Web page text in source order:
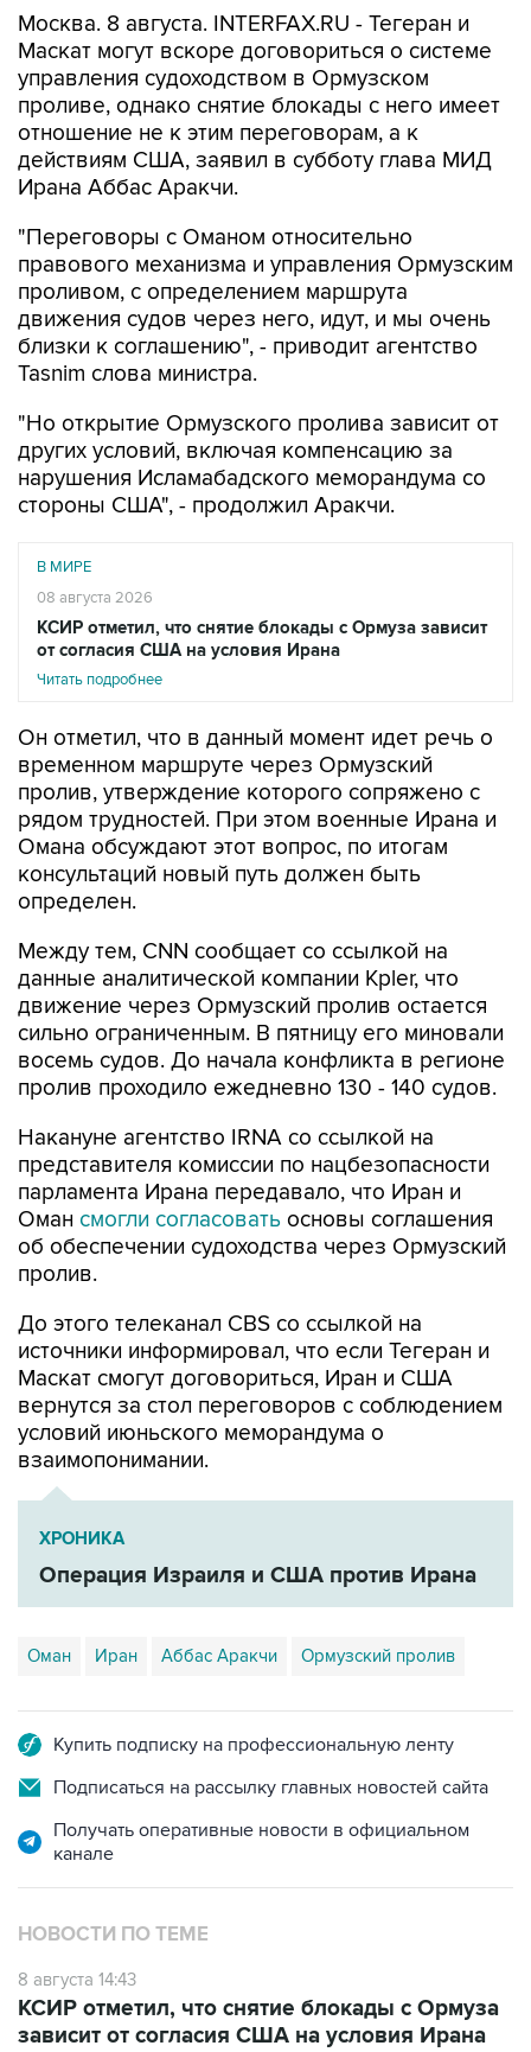
Москва. 8 августа. INTERFAX.RU - Тегеран и
Маскат могут вскоре договориться о системе
управления судоходством в Ормузском
проливе, однако снятие блокады с него имеет
отношение не к этим переговорам, а к
действиям США, заявил в субботу глава МИД
Ирана Аббас Аракчи.
"Переговоры с Оманом относительно
правового механизма и управления Ормузским
проливом, с определением маршрута
движения судов через него, идут, и мы очень
близки к соглашению", - приводит агентство
Tasnim слова министра.
"Но открытие Ормузского пролива зависит от
других условий, включая компенсацию за
нарушения Исламабадского меморандума со
стороны США", - продолжил Аракчи.
В МИРЕ
08 августа 2026
КСИР отметил, что снятие блокады с Ормуза зависит
от согласия США на условия Ирана
Читать подробнее
Он отметил, что в данный момент идет речь о
временном маршруте через Ормузский
пролив, утверждение которого сопряжено с
рядом трудностей. При этом военные Ирана и
Омана обсуждают этот вопрос, по итогам
консультаций новый путь должен быть
определен.
Между тем, CNN сообщает со ссылкой на
данные аналитической компании Kpler, что
движение через Ормузский пролив остается
сильно ограниченным. В пятницу его миновали
восемь судов. До начала конфликта в регионе
пролив проходило ежедневно 130 - 140 судов.
Накануне агентство IRNA со ссылкой на
представителя комиссии по нацбезопасности
парламента Ирана передавало, что Иран и
Оман смогли согласовать основы соглашения
об обеспечении судоходства через Ормузский
пролив.
До этого телеканал CBS со ссылкой на
источники информировал, что если Тегеран и
Маскат смогут договориться, Иран и США
вернутся за стол переговоров с соблюдением
условий июньского меморандума о
взаимопонимании.
ХРОНИКА
Операция Израиля и США против Ирана
Оман Иран Аббас Аракчи Ормузский пролив
Купить подписку на профессиональную ленту
Подписаться на рассылку главных новостей сайта
Получать оперативные новости в официальном
канале
НОВОСТИ ПО ТЕМЕ
8 августа 14:43
КСИР отметил, что снятие блокады с Ормуза
зависит от согласия США на условия Ирана